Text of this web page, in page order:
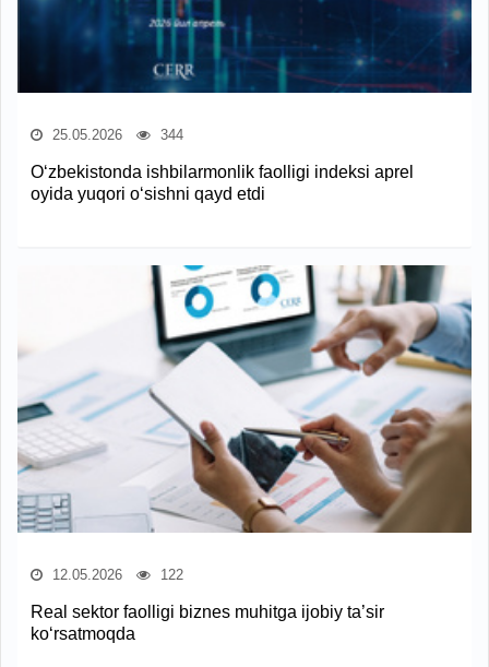
25.05.2026 344
O‘zbekistonda ishbilarmonlik faolligi indeksi aprel
oyida yuqori o‘sishni qayd etdi
12.05.2026 122
Real sektor faolligi biznes muhitga ijobiy ta’sir
ko‘rsatmoqda